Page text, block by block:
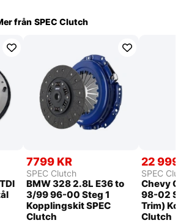
från SPEC Clutch
7799 KR
SPEC Clutch
BMW 328 2.8L E36 to
3/99 96-00 Steg 1
Kopplingskit SPEC
Clutch
22
SPEC
Chevy
98-02
Trim)
Clutch